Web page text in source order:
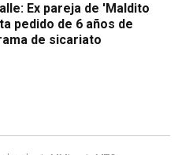
Ex pareja de 'Maldito
pedido de 6 años de
de sicariato